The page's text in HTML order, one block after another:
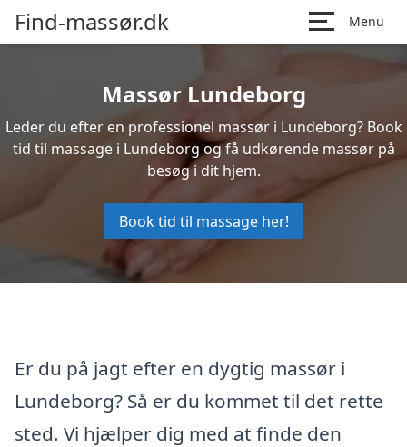
Find-massør.dk Menu
Massør Lundeborg
Leder du efter en professionel massør i Lundeborg? Book
tid til massage i Lundeborg og få udkørende massør på
besøg i dit hjem.
Book tid til massage her!
Er du på jagt efter en dygtig massør i
Lundeborg? Så er du kommet til det rette
sted. Vi hjælper dig med at finde den